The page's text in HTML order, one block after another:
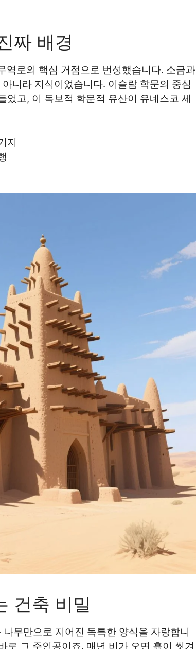
짜 배경
역로의 핵심 거점으로 번성했습니다. 소금과
니라 지식이었습니다. 이슬람 학문의 중심
었고, 이 독보적 학문적 유산이 유네스코 세
지
건축 비밀
무만으로 지어진 독특한 양식을 자랑합니
로 그 주인공이죠. 매년 비가 오면 흙이 씻겨